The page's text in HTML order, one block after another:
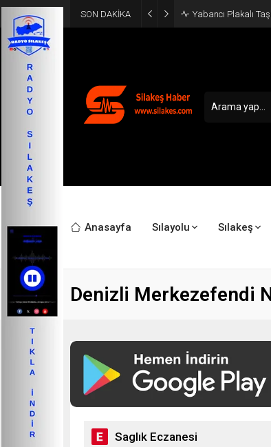
SON DAKİKA Yabancı Plakalı
Anasayfa Sılayolu Sılakeş
Denizli Merkezefendi
Saglık Eczanesi